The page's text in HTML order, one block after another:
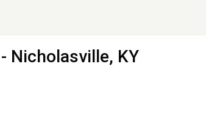
- Nicholasville, KY